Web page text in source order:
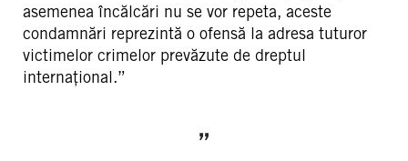
asemenea încălcări nu se vor repeta, aceste
condamnări reprezintă o ofensă la adresa tuturor
victimelor crimelor prevăzute de dreptul
internațional.”
„